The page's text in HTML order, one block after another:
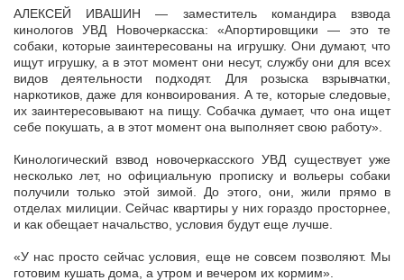
АЛЕКСЕЙ ИВАШИН — заместитель командира взвода
кинологов УВД Новочеркасска: «Апортировщики — это те
собаки, которые заинтересованы на игрушку. Они думают, что
ищут игрушку, а в этот момент они несут, службу они для всех
видов деятельности подходят. Для розыска взрывчатки,
наркотиков, даже для конвоирования. А те, которые следовые,
их заинтересовывают на пищу. Собачка думает, что она ищет
себе покушать, а в этот момент она выполняет свою работу».
Кинологический взвод новочеркасского УВД существует уже
несколько лет, но официальную прописку и вольеры собаки
получили только этой зимой. До этого, они, жили прямо в
отделах милиции. Сейчас квартиры у них гораздо просторнее,
и как обещает начальство, условия будут еще лучше.
«У нас просто сейчас условия, еще не совсем позволяют. Мы
готовим кушать дома, а утром и вечером их кормим».